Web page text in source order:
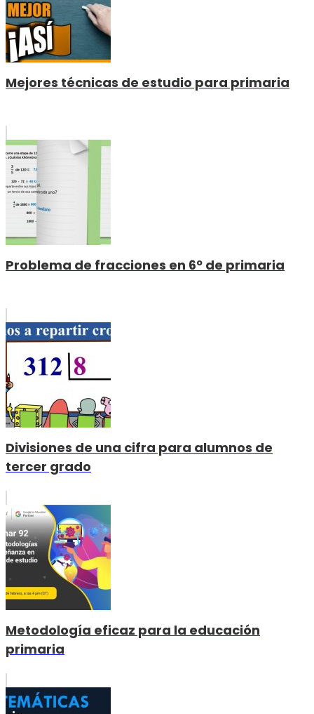
Mejores técnicas de estudio para primaria
Problema de fracciones en 6º de primaria
Divisiones de una cifra para alumnos de
tercer grado
Metodología eficaz para la educación
primaria